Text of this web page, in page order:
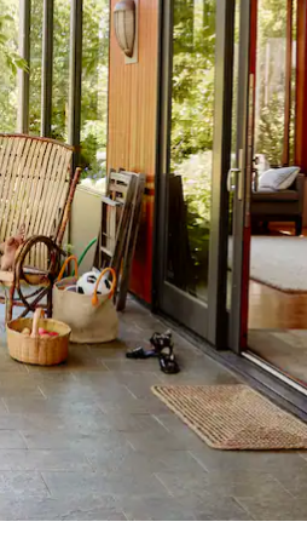
tai pyyhkäisemällä.